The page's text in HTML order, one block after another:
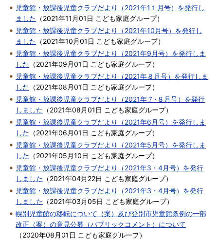
児童館・放課後児童クラブだより（2021年1１月号）を発行し
ました （2021年11月01日 こども家庭グループ）
児童館・放課後児童クラブだより（2021年10月号）を発行し
ました （2021年10月01日 こども家庭グループ）
児童館・放課後児童クラブだより（2021年9月号）を発行しま
した （2021年09月01日 こども家庭グループ）
児童館・放課後児童クラブだより（2021年８月号）を発行しま
した （2021年08月01日 こども家庭グループ）
児童館・放課後児童クラブだより（2021年７･８月号）を発行
しました （2021年08月01日 こども家庭グループ）
児童館・放課後児童クラブだより（2021年6月号）を発行しま
した （2021年06月01日 こども家庭グループ）
児童館・放課後児童クラブだより（2021年5月号）を発行しま
した （2021年05月10日 こども家庭グループ）
児童館・放課後児童クラブだより（2021年3・4月号）を発行
しました （2021年04月22日 こども家庭グループ）
児童館・放課後児童クラブだより（2021年3・4月号）を発行
しました （2021年03月05日 こども家庭グループ）
幌別児童館の移転について（案）及び登別市児童館条例の一部
改正（案）の意見公募（パブリックコメント）について
（2020年08月01日 こども家庭グループ）